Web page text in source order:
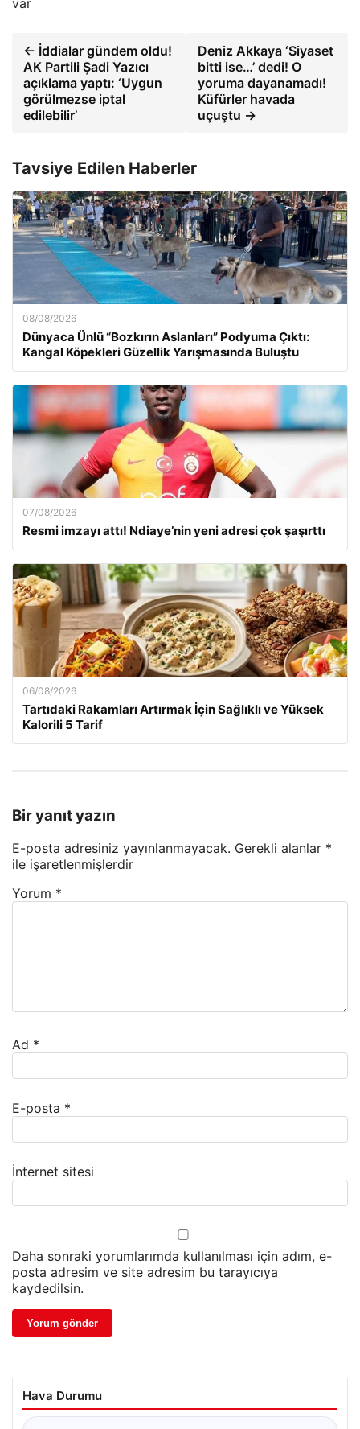
var
← İddialar gündem oldu!
AK Partili Şadi Yazıcı
açıklama yaptı: ‘Uygun
görülmezse iptal
edilebilir’
Deniz Akkaya ‘Siyaset
bitti ise…’ dedi! O
yoruma dayanamadı!
Küfürler havada
uçuştu →
Tavsiye Edilen Haberler
08/08/2026
Dünyaca Ünlü “Bozkırın Aslanları” Podyuma Çıktı:
Kangal Köpekleri Güzellik Yarışmasında Buluştu
07/08/2026
Resmi imzayı attı! Ndiaye’nin yeni adresi çok şaşırttı
06/08/2026
Tartıdaki Rakamları Artırmak İçin Sağlıklı ve Yüksek
Kalorili 5 Tarif
Bir yanıt yazın
E-posta adresiniz yayınlanmayacak. Gerekli alanlar *
ile işaretlenmişlerdir
Yorum *
Ad *
E-posta *
İnternet sitesi
Daha sonraki yorumlarımda kullanılması için adım, e-
posta adresim ve site adresim bu tarayıcıya
kaydedilsin.
Hava Durumu